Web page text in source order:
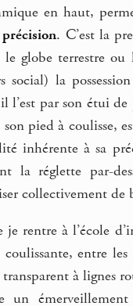
en haut,
. C’est la
le globe terrestre
social) la
l’est par son étui
pied à coulisse,
inhérente à sa
la réglette par-
collectivement de
je rentre à l’école
coulissante, entre
à lignes
un